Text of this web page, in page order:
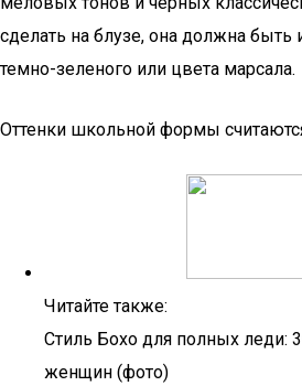
сделать на блузе, она должна быть
темно-зеленого или цвета марсала.
Оттенки школьной формы
Читайте также:
Стиль Бохо для полных леди:
женщин (фото)